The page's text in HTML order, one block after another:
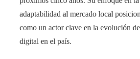
adaptabilidad al mercado local
como un actor clave en la evolución
digital en el país.